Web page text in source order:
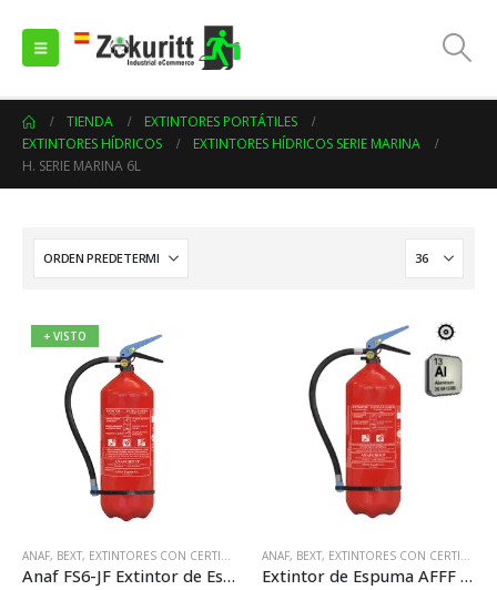
TIENDA
EXTINTORES PORTÁTILES
EXTINTORES HÍDRICOS
EXTINTORES HÍDRICOS SERIE MARINA
H. SERIE MARINA 6L
+ VISTO
ANAF, BEXT, EXTINTORES CON CERTIFICACIÓN MARINA MED ,EXTINTORES PORTÁTILES
Anaf FS6-JF Extintor de Espuma AFFF de 6L Especial Cocinas Aluminio 27A-233B-75F
ANAF, BEXT, EXTINTORES CON CERTIFICACIÓN MARINA MED
Extintor de Espuma AFFF de 6L 27A-233B (100% Aluminio) Anaf FS6-J